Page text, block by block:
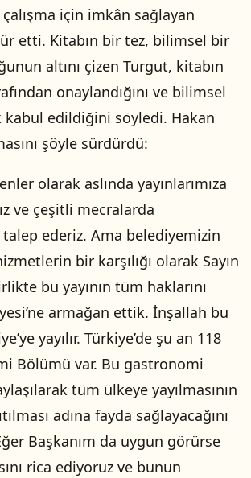
için imkân sağlayan
etti. Kitabın bir tez, bilimsel bir
altını çizen Turgut, kitabın
onaylandığını ve bilimsel
kabul edildiğini söyledi. Hakan
şöyle sürdürdü:
olarak aslında yayınlarımıza
ve çeşitli mecralarda
talep ederiz. Ama belediyemizin
bir karşılığı olarak Sayın
bu yayının tüm haklarını
armağan ettik. İnşallah bu
yayılır. Türkiye’de şu an 118
Bölümü var. Bu gastronomi
tüm ülkeye yayılmasının
adına fayda sağlayacağını
Başkanım da uygun görürse
rica ediyoruz ve bunun